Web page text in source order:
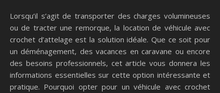
Lorsqu’il s’agit de transporter des charges volumineuses
ou de tracter une remorque, la location de véhicule avec
crochet d’attelage est la solution idéale. Que ce soit pour
un déménagement, des vacances en caravane ou encore
des besoins professionnels, cet article vous donnera les
informations essentielles sur cette option intéressante et
pratique. Pourquoi opter pour un véhicule avec crochet